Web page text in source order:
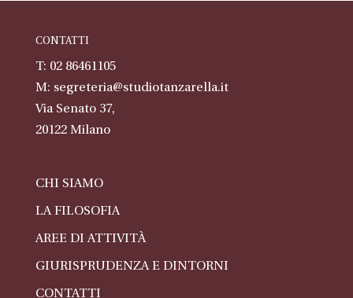
CONTATTI
T: 02 86461105
M: segreteria@studiotanzarella.it
Via Senato 37,
20122 Milano
CHI SIAMO
LA FILOSOFIA
AREE DI ATTIVITÀ
GIURISPRUDENZA E DINTORNI
CONTATTI